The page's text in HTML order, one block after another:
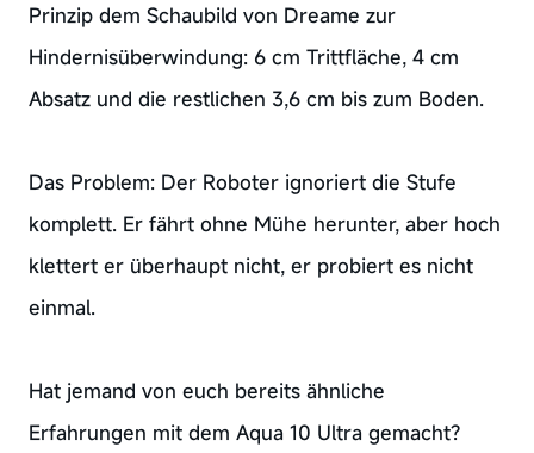
Prinzip dem Schaubild von Dreame zur
Hindernisüberwindung: 6 cm Trittfläche, 4 cm
Absatz und die restlichen 3,6 cm bis zum Boden.
Das Problem: Der Roboter ignoriert die Stufe
komplett. Er fährt ohne Mühe herunter, aber hoch
klettert er überhaupt nicht, er probiert es nicht
einmal.
Hat jemand von euch bereits ähnliche
Erfahrungen mit dem Aqua 10 Ultra gemacht?